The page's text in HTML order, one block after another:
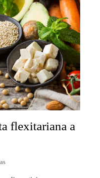
flexitariana a